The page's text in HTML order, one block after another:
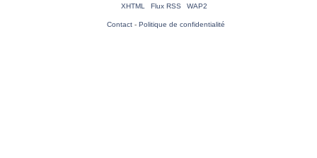
XHTML
Flux RSS WAP2
Contact- Politique de confidentialité